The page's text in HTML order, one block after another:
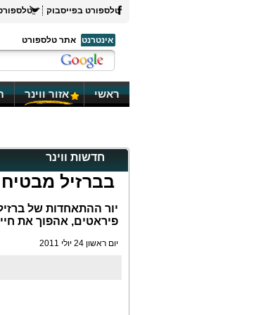
טלספורט בפייסבוק
אינטרנט
אתר טלספורט
ראשי אזור ווינר
חדשות ווינר
בברזיל
יור ההתאחדות של
פיראטים, אהפוך את
יום ראשון 24 יולי 2011